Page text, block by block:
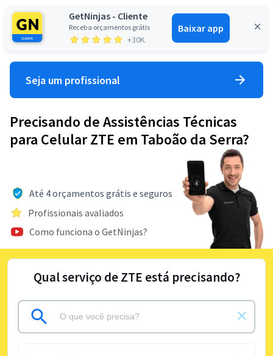
GetNinjas - Cliente
Receba orçamentos grátis
+30K
Baixar app
Entrar
Seja um profissional
Precisando de Assistências Técnicas
para Celular ZTE em Taboão da Serra?
Até 4 orçamentos grátis e seguros
Profissionais avaliados
Como funciona o GetNinjas?
Qual serviço de ZTE está precisando?